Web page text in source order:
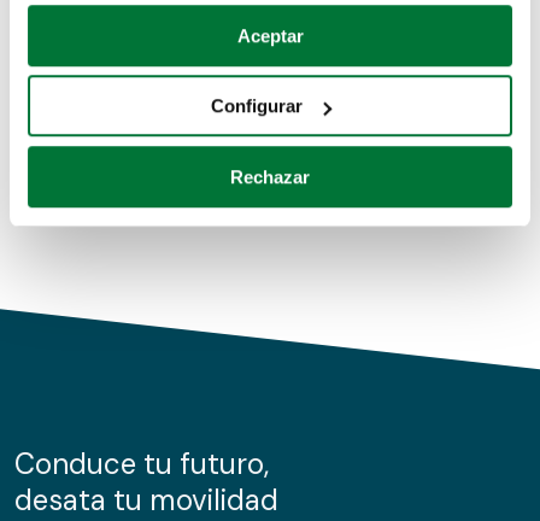
Si lo permite, también quisiéramos:
Recopilar información sobre su ubicación geográfica
Identificar su dispositivo analizándolo activamente
para buscar características específicas (huellas
Obtenga más información sobre cómo se procesan sus
de cookies.
información sobre el uso que haga del sitio web con
nuestros partners de redes sociales, publicidad y análisis
Aceptar
Configurar
Rechazar
Coches de segunda mano
Coches de km0
Conduce tu futuro,
desata tu movilidad